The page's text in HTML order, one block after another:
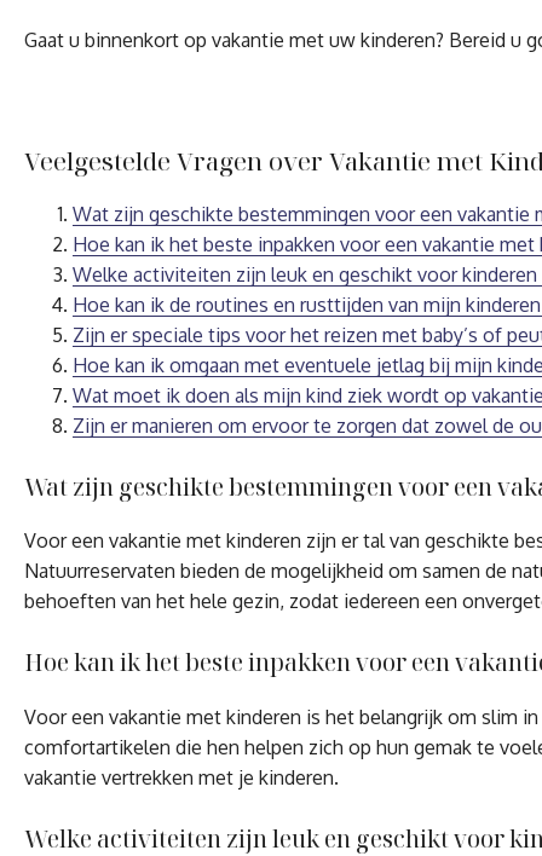
Gaat u binnenkort op vakantie met uw kinderen? Bereid u
Veelgestelde Vragen over Vakantie met
Wat zijn geschikte bestemmingen voor een vakantie
Hoe kan ik het beste inpakken voor een vakantie met
Welke activiteiten zijn leuk en geschikt voor kinderen
Hoe kan ik de routines en rusttijden van mijn
Zijn er speciale tips voor het reizen met baby’s of
Hoe kan ik omgaan met eventuele jetlag bij mijn
Wat moet ik doen als mijn kind ziek wordt op
Zijn er manieren om ervoor te zorgen dat zowel de
Wat zijn geschikte bestemmingen voor een
Voor een vakantie met kinderen zijn er tal van geschikte
Natuurreservaten bieden de mogelijkheid om samen de
behoeften van het hele gezin, zodat iedereen een
Hoe kan ik het beste inpakken voor een
Voor een vakantie met kinderen is het belangrijk om slim
comfortartikelen die hen helpen zich op hun gemak te
vakantie vertrekken met je kinderen.
Welke activiteiten zijn leuk en geschikt voor